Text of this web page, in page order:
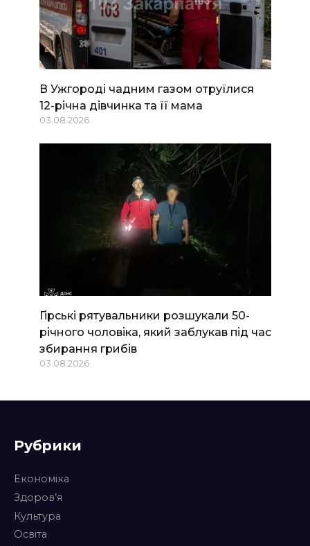
В Ужгороді чадним газом отруїлися
12-річна дівчинка та її мама
03.08.2026
Гірські рятувальники розшукали 50-
річного чоловіка, який заблукав під час
збирання грибів
03.08.2026
Рубрики
Економіка
Здоров’я
Культура
Освіта